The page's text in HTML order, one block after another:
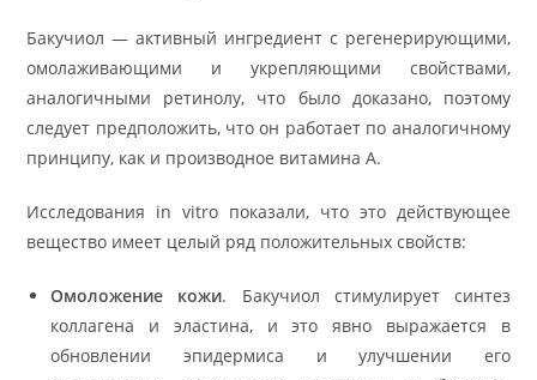
Бакучиол — активный ингредиент с регенерирующими,
омолаживающими и укрепляющими свойствами,
аналогичными ретинолу, что было доказано, поэтому
следует предположить, что он работает по аналогичному
принципу, как и производное витамина А.
Исследования in vitro показали, что это действующее
вещество имеет целый ряд положительных свойств:
Омоложение кожи. Бакучиол стимулирует синтез
коллагена и эластина, и это явно выражается в
обновлении эпидермиса и улучшении его